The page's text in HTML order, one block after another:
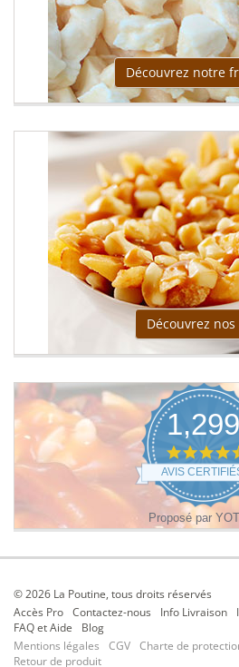
Découvrez notre
Découvrez nos
1,299
AVIS
Proposé par
© 2026 La Poutine, tous droits réservés
Accès Pro Contactez-nous Info Livraison
FAQ et Aide
Blog
Mentions légales
CGV Charte de
Retour de produit